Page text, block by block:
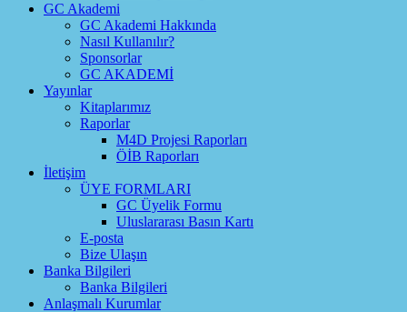
GC Akademi
GC Akademi Hakkında
Nasıl Kullanılır?
Sponsorlar
GC AKADEMİ
Yayınlar
Kitaplarımız
Raporlar
M4D Projesi Raporları
ÖİB Raporları
İletişim
ÜYE FORMLARI
GC Üyelik Formu
Uluslararası Basın Kartı
E-posta
Bize Ulaşın
Banka Bilgileri
Banka Bilgileri
Anlaşmalı Kurumlar